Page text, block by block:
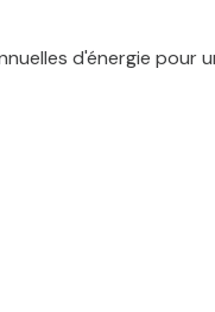
d'énergie pour